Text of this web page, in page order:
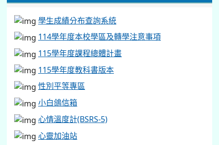
學生成績分布查詢系統
114學年度本校學區及轉學注意事項
115學年度課程總體計畫
115學年度教科書版本
性別平等專區
小白鴿信箱
心情溫度計(BSRS-5)
心靈加油站